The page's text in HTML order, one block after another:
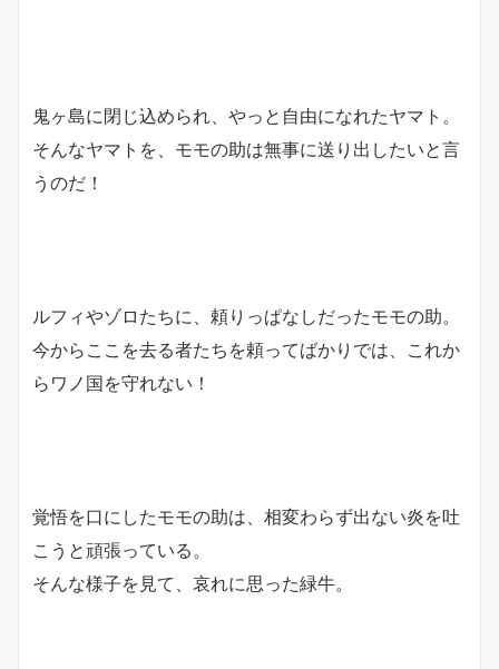
鬼ヶ島に閉じ込められ、やっと自由になれたヤマト。
そんなヤマトを、モモの助は無事に送り出したいと言
うのだ！
ルフィやゾロたちに、頼りっぱなしだったモモの助。
今からここを去る者たちを頼ってばかりでは、これか
らワノ国を守れない！
覚悟を口にしたモモの助は、相変わらず出ない炎を吐
こうと頑張っている。
そんな様子を見て、哀れに思った緑牛。